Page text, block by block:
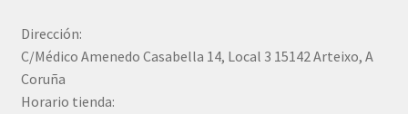
Dirección:
C/Médico Amenedo Casabella 14, Local 3 15142 Arteixo, A
Coruña
Horario tienda: